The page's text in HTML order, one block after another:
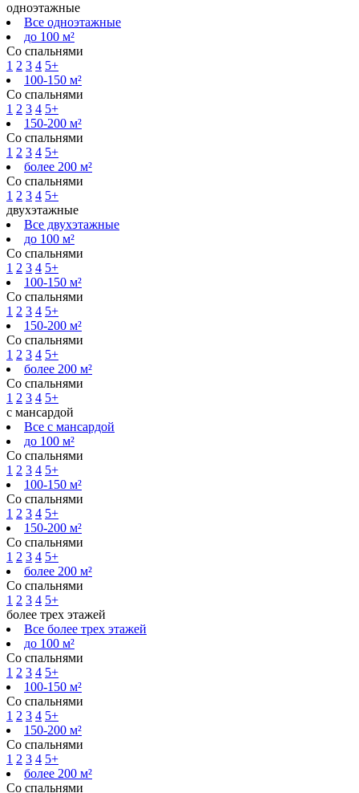
одноэтажные
Все одноэтажные
до 100 м²
Со спальнями
1 2 3 4 5+
100-150 м²
Со спальнями
1 2 3 4 5+
150-200 м²
Со спальнями
1 2 3 4 5+
более 200 м²
Со спальнями
1 2 3 4 5+
двухэтажные
Все двухэтажные
до 100 м²
Со спальнями
1 2 3 4 5+
100-150 м²
Со спальнями
1 2 3 4 5+
150-200 м²
Со спальнями
1 2 3 4 5+
более 200 м²
Со спальнями
1 2 3 4 5+
с мансардой
Все с мансардой
до 100 м²
Со спальнями
1 2 3 4 5+
100-150 м²
Со спальнями
1 2 3 4 5+
150-200 м²
Со спальнями
1 2 3 4 5+
более 200 м²
Со спальнями
1 2 3 4 5+
более трех этажей
Все более трех этажей
до 100 м²
Со спальнями
1 2 3 4 5+
100-150 м²
Со спальнями
1 2 3 4 5+
150-200 м²
Со спальнями
1 2 3 4 5+
более 200 м²
Со спальнями